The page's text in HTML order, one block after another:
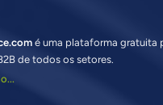
é uma plataforma gratuita
de todos os setores.